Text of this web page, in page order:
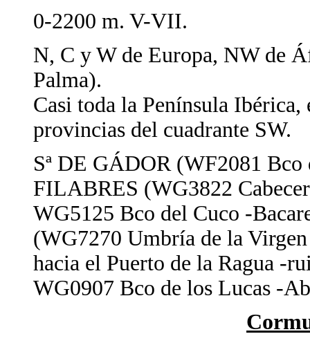
0-2200 m. V-VII.
N, C y W de Europa, NW de
Palma).
Casi toda la Península
provincias del cuadrante SW.
Sª DE GÁDOR (WF2081
FILABRES (WG3822
WG5125 Bco del Cuco -
(WG7270 Umbría de la
hacia el Puerto de la Ragua -
WG0907 Bco de los Lucas -